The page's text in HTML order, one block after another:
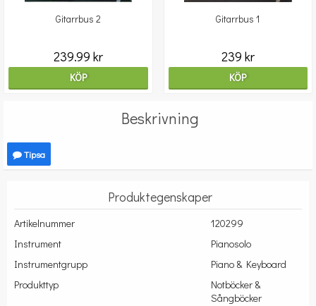
Gitarrbus 2
239.99 kr
KÖP
Gitarrbus 1
239 kr
KÖP
Beskrivning
Tipsa
Produktegenskaper
Artikelnummer
120299
Instrument
Pianosolo
Instrumentgrupp
Piano & Keyboard
Produkttyp
Notböcker &
Sångböcker